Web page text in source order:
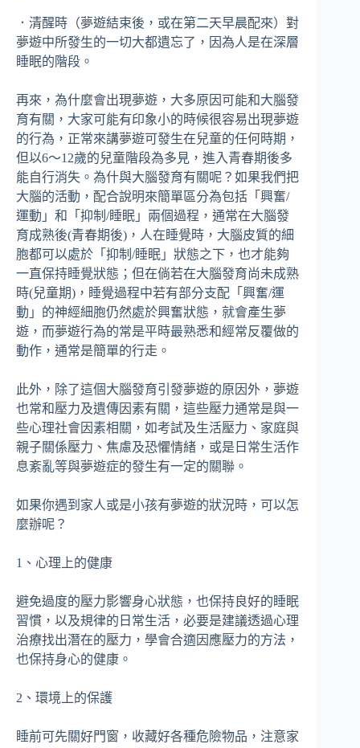
．清醒時（夢遊結束後，或在第二天早晨配來）對
夢遊中所發生的一切大都遺忘了，因為人是在深層
睡眠的階段。
再來，為什麼會出現夢遊，大多原因可能和大腦發
育有關，大家可能有印象小的時候很容易出現夢遊
的行為，正常來講夢遊可發生在兒童的任何時期，
但以6～12歲的兒童階段為多見，進入青春期後多
能自行消失。為什與大腦發育有關呢？如果我們把
大腦的活動，配合說明來簡單區分為包括「興奮/
運動」和「抑制/睡眠」兩個過程，通常在大腦發
育成熟後(青春期後)，人在睡覺時，大腦皮質的細
胞都可以處於「抑制/睡眠」狀態之下，也才能夠
一直保持睡覺狀態；但在倘若在大腦發育尚未成熟
時(兒童期)，睡覺過程中若有部分支配「興奮/運
動」的神經細胞仍然處於興奮狀態，就會產生夢
遊，而夢遊行為的常是平時最熟悉和經常反覆做的
動作，通常是簡單的行走。
此外，除了這個大腦發育引發夢遊的原因外，夢遊
也常和壓力及遺傳因素有關，這些壓力通常是與一
些心理社會因素相關，如考試及生活壓力、家庭與
親子關係壓力、焦慮及恐懼情緒，或是日常生活作
息紊亂等與夢遊症的發生有一定的關聯。
如果你遇到家人或是小孩有夢遊的狀況時，可以怎
麼辦呢？
1、心理上的健康
避免過度的壓力影響身心狀態，也保持良好的睡眠
習慣，以及規律的日常生活，必要是建議透過心理
治療找出潛在的壓力，學會合適因應壓力的方法，
也保持身心的健康。
2、環境上的保護
睡前可先關好門窗，收藏好各種危險物品，注意家